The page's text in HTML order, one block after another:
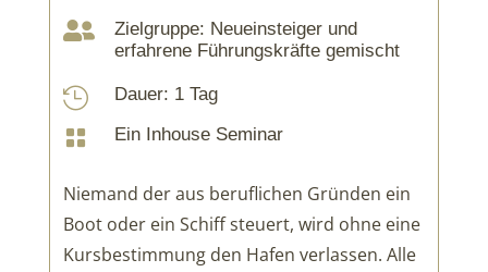

Zielgruppe: Neueinsteiger und
erfahrene Führungskräfte gemischt
 Dauer: 1 Tag
 Ein Inhouse Seminar
Niemand der aus beruflichen Gründen ein
Boot oder ein Schiff steuert, wird ohne eine
Kursbestimmung den Hafen verlassen. Alle